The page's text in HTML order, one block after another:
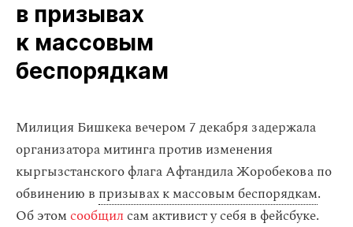
в призывах
к массовым
беспорядкам
Милиция Бишкека вечером 7 декабря задержала
организатора митинга против изменения
кыргызстанского флага Афтандила Жоробекова по
обвинению в призывах к массовым беспорядкам.
Об этомсообщилсам активист у себя в фейсбуке.